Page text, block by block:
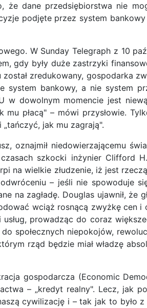
dane przedsiębiorstwa nie
podjęte przez system bankowy
W Sunday Telegraph z 10
gdy były duże zastrzyki
zredukowany, gospodarka
bankowy, a nie system
w dowolnym momencie jest
płacą" – mówi przysłowie.
jak mu zagrają".
oznajmił niedowierzającemu
szkocki inżynier Clifford
na wielkie złudzenie, iż jest
– jeśli nie spowoduje
na zagładę. Douglas ujawnił, że
wciąż rosnącą zwyżkę cen
prowadząc do coraz
społecznych niepokojów,
rząd będzie miał władzę
gospodarcza (Economic
– „kredyt realny". Lecz, jak
cywilizację i – tak jak to było